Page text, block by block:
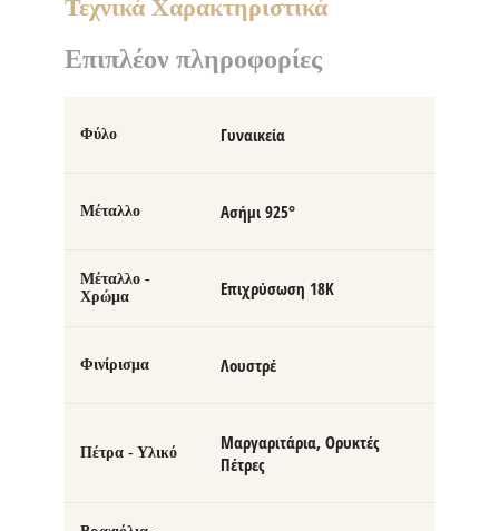
Τεχνικά Χαρακτηριστικά
Επιπλέον πληροφορίες
Φύλο Γυναικεία
Μέταλλο Ασήμι 925°
Μέταλλο -
Χρώμα
Επιχρύσωση 18Κ
Φινίρισμα Λουστρέ
Πέτρα - Υλικό
Μαργαριτάρια, Ορυκτές
Πέτρες